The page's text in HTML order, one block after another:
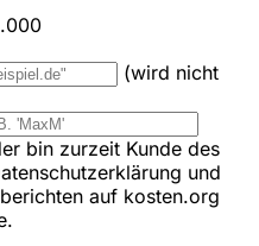
(wird nicht
bin zurzeit Kunde des
und
auf kosten.org